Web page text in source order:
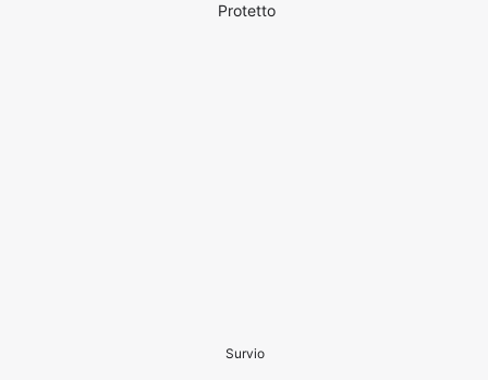
Protetto
Survio